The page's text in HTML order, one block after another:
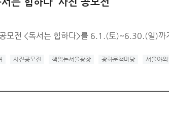
모전 <독서는 힙하다>를 6.1.(토)~6.30.(일)까
사진공모전 책읽는서울광장 광화문책마당 서울야